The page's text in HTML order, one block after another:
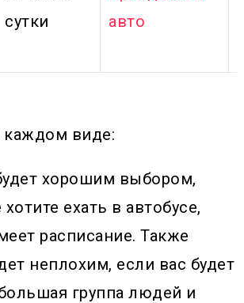
сутки
авто
каждом виде:
хорошим выбором,
ехать в автобусе,
расписание. Также
неплохим, если вас будет
группа людей и